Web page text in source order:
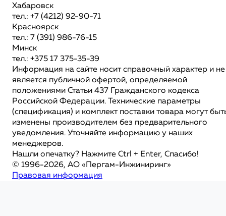
Хабаровск
тел.: +7 (4212) 92-90-71
Красноярск
тел.: 7 (391) 986-76-15
Минск
тел.: +375 17 375-35-39
Информация на сайте носит справочный характер и не
является публичной офертой, определяемой
положениями Статьи 437 Гражданского кодекса
Российской Федерации. Технические параметры
(спецификация) и комплект поставки товара могут
изменены производителем без предварительного
уведомления. Уточняйте информацию у наших
менеджеров.
Нашли опечатку? Нажмите Ctrl + Enter, Спасибо!
© 1996-2026, АО «Пергам-Инжиниринг»
Правовая информация